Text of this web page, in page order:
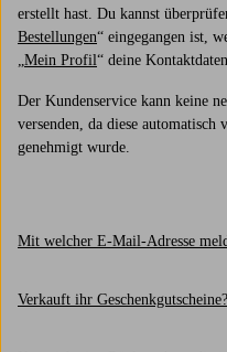
erstellt hast. Du kannst
Bestellungen“ eingegangen ist,
„Mein Profil“ deine
Der Kundenservice kann keine
versenden, da diese
genehmigt wurde.
Mit welcher E-Mail-Adresse
Verkauft ihr Geschenkgutscheine?